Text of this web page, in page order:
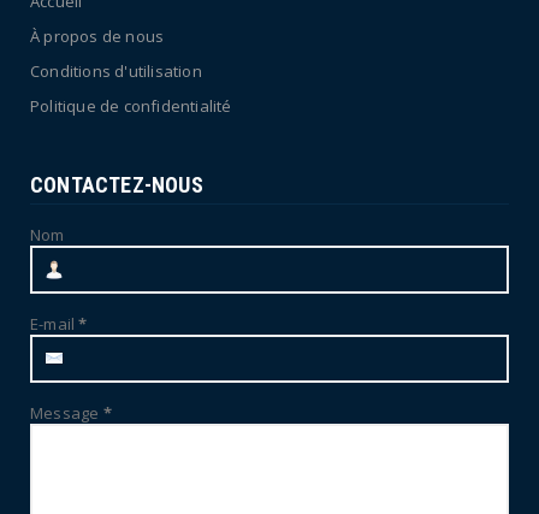
À propos de nous
Conditions d'utilisation
Politique de confidentialité
CONTACTEZ-NOUS
Nom
E-mail*
Message *